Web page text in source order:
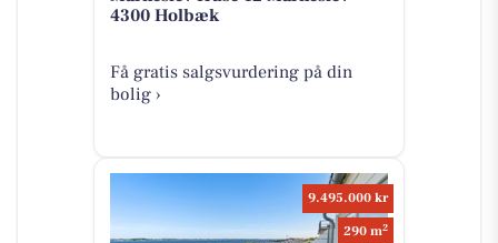
4300 Holbæk
Få gratis salgsvurdering på din
bolig ›
9.495.000 kr
290 m2